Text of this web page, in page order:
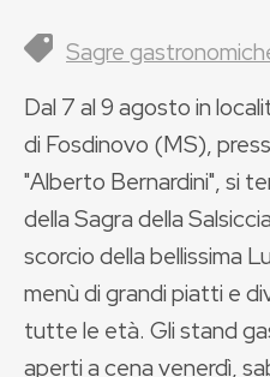
Sagre
Dal 7 al 9 agosto in
di Fosdinovo (MS),
"Alberto Bernardini", si
della Sagra della
scorcio della bellissima
menù di grandi piatti e
tutte le età. Gli stand
aperti a cena venerdì,